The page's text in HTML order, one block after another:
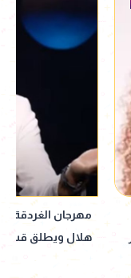
هند صبري تكشف
أعتذر عندما